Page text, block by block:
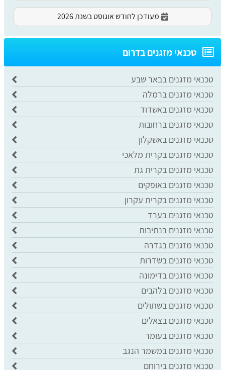
מעודכן לחודש אוגוסט בשנת 2026
​טכנאי מזגנים בדרום
טכנאי מזגנים בבאר שבע
טכנאי מזגנים ברמלה
טכנאי מזגנים באשדוד
טכנאי מזגנים ברחובות
טכנאי מזגנים באשקלון
טכנאי מזגנים בקרית מלאכי
טכנאי מזגנים בקרית גת
טכנאי מזגנים באופקים
טכנאי מזגנים בקרית עקרון
טכנאי מזגנים בערד
טכנאי מזגנים בנתיבות
טכנאי מזגנים בגדרה
טכנאי מזגנים בשדרות
טכנאי מזגנים בדימונה
טכנאי מזגנים בלהבים
טכנאי מזגנים בשתולים
טכנאי מזגנים בצאלים
טכנאי מזגנים בעומר
טכנאי מזגנים במשמר הנגב
טכנאי מזגנים בירוחם